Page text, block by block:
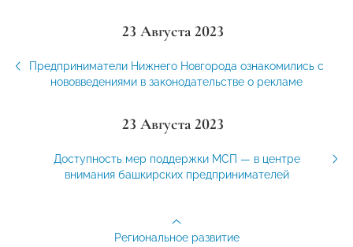
23 Августа 2023
Предприниматели Нижнего Новгорода ознакомились с
нововведениями в законодательстве о рекламе
23 Августа 2023
Доступность мер поддержки МСП — в центре
внимания башкирских предпринимателей
Региональное развитие